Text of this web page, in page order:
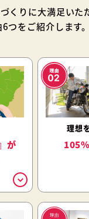
くりに大満足いた
つをご紹介します。
が
理想